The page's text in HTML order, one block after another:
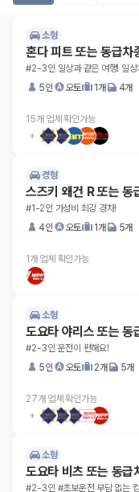
소형
혼다 피트 또는 동급차
#2-3인 일상과 같은 여행! 일상
5인
오토 1개 4개
15개 업체 확인가능
경형
스즈키 왜건 R 또는 동
#1-2인 가성비 최강 경차!
4인
오토 1개 5개
1개 업체 확인가능
소형
도요타 야리스 또는 동
#2-3인 운전이 편해요!
5인
오토 2개 5개
27개 업체 확인가능
소형
도요타 비츠 또는 동급
#2-3인 #초보운전 부담 없는